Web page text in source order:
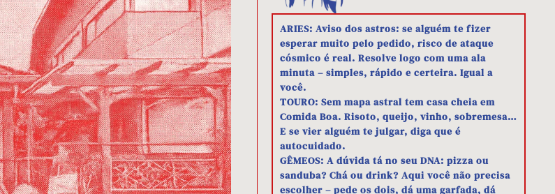
ARIES: Aviso dos astros: se alguém te fizer
esperar muito pelo pedido, risco de ataque
cósmico é real. Resolve logo com uma ala
minuta – simples, rápido e certeira. Igual a
você.
TOURO: Sem mapa astral tem casa cheia em
Comida Boa. Risoto, queijo, vinho, sobremesa…
E se vier alguém te julgar, diga que é
autocuidado.
GÊMEOS: A dúvida tá no seu DNA: pizza ou
sanduba? Chá ou drink? Aqui você não precisa
escolher – pede os dois, dá uma garfada, dá